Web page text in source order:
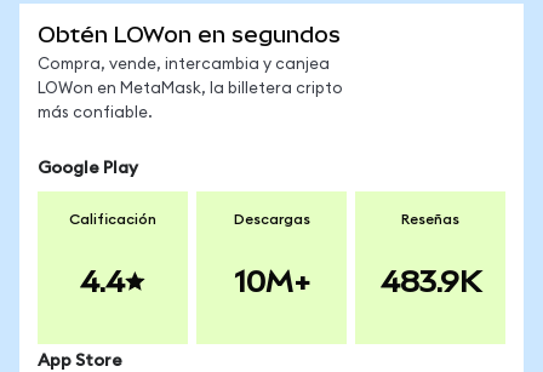
Obtén LOWon en segundos
Compra, vende, intercambia y canjea
LOWon en MetaMask, la billetera cripto
más confiable.
Google Play
Calificación
4.4
Descargas
10M+
Reseñas
483.9K
App Store